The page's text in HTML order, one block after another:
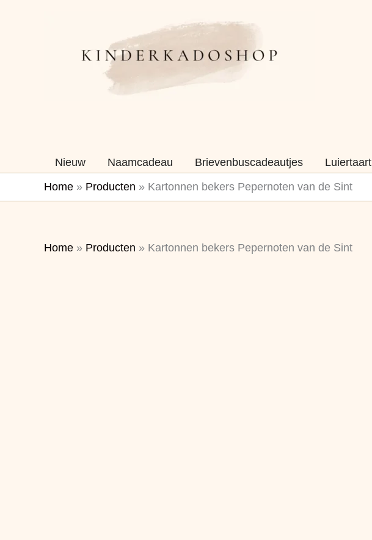
Nieuw Naamcadeau Brievenbuscadeautjes Luiertaart
Home » Producten » Kartonnen bekers Pepernoten van de Sint
Home » Producten » Kartonnen bekers Pepernoten van de Sint